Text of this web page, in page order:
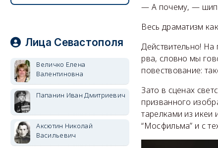
— А почему, —
Весь драматизм
Действительно! На
рва, словно мы
повествование:
Зато в сценах
призванного
тарелками из
“Мосфильма” и с
Лица Севастополя
Величко Елена
Валентиновна
Папанин Иван Дмитриевич
Аксютин Николай
Васильевич